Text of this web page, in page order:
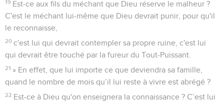
19 Est-ce aux fils du méchant que Dieu réserve le malheur ?
C'est le méchant lui-même que Dieu devrait punir, pour qu'il
le reconnaisse,
20 c'est lui qui devrait contempler sa propre ruine, c'est lui
qui devrait être touché par la fureur du Tout-Puissant.
21 » En effet, que lui importe ce que deviendra sa famille,
quand le nombre de mois qu’il lui reste à vivre est abrégé ?
22 Est-ce à Dieu qu'on enseignera la connaissance ? C’est lui